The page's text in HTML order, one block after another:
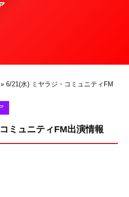
» 6/21(水) ミヤラジ・コミュニティFM
ミュニティFM出演情報